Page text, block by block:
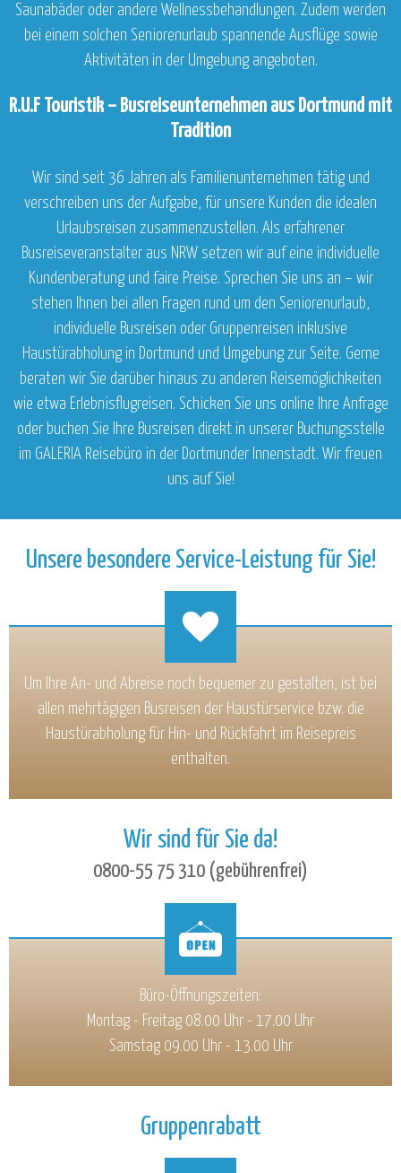
Saunabäder oder andere Wellnessbehandlungen. Zudem werden
bei einem solchen Seniorenurlaub spannende Ausflüge sowie
Aktivitäten in der Umgebung angeboten.
R.U.F Touristik – Busreiseunternehmen aus Dortmund mit
Tradition
Wir sind seit 36 Jahren als Familienunternehmen tätig und
verschreiben uns der Aufgabe, für unsere Kunden die idealen
Urlaubsreisen zusammenzustellen. Als erfahrener
Busreiseveranstalter aus NRW setzen wir auf eine individuelle
Kundenberatung und faire Preise. Sprechen Sie uns an – wir
stehen Ihnen bei allen Fragen rund um den Seniorenurlaub,
individuelle Busreisen oder Gruppenreisen inklusive
Haustürabholung in Dortmund und Umgebung zur Seite. Gerne
beraten wir Sie darüber hinaus zu anderen Reisemöglichkeiten
wie etwa Erlebnisflugreisen. Schicken Sie uns online Ihre Anfrage
oder buchen Sie Ihre Busreisen direkt in unserer Buchungsstelle
im GALERIA Reisebüro in der Dortmunder Innenstadt. Wir freuen
uns auf Sie!
Unsere besondere Service-Leistung für Sie!
Um Ihre An- und Abreise noch bequemer zu gestalten, ist bei
allen mehrtägigen Busreisen der Haustürservice bzw. die
Haustürabholung für Hin- und Rückfahrt im Reisepreis
enthalten.
Wir sind für Sie da!
0800-55 75 310 (gebührenfrei)
Büro-Öffnungszeiten:
Montag - Freitag 08.00 Uhr - 17.00 Uhr
Samstag 09.00 Uhr - 13.00 Uhr
Gruppenrabatt